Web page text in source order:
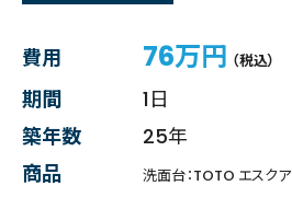
費用 76万円 （税込）
期間
1日
築年数
25年
商品
洗面台：TOTO エスクア